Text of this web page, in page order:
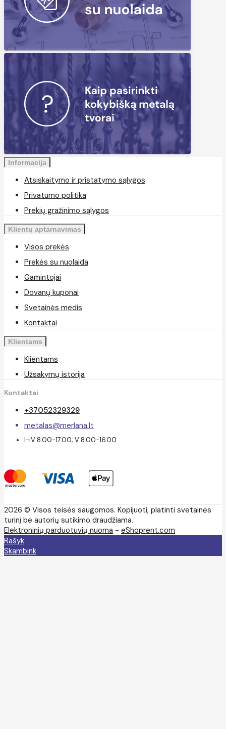
Informacija
Atsiskaitymo ir pristatymo sąlygos
Privatumo politika
Prekių gražinimo sąlygos
Klientų aptarnavimas
Visos prekės
Prekės su nuolaida
Gamintojai
Dovanų kuponai
Svetainės medis
Kontaktai
Klientams
Klientams
Užsakymų istorija
Kontaktai
+37052329329
metalas@merlana.lt
I-IV 8.00-17.00; V 8.00-16.00
2026 © Visos teisės saugomos. Kopijuoti, platinti svetainės
turinį be autorių sutikimo draudžiama.
Elektroninių parduotuvių nuoma - eShoprent.com
Rašyk
Skambink